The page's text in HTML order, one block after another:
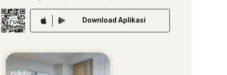
Download Aplikasi